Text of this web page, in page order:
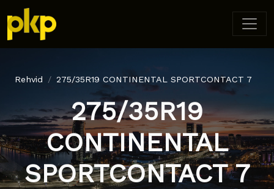
Rehvid 275/35R19 CONTINENTAL SPORTCONTACT 7
275/35R19
CONTINENTAL
SPORTCONTACT 7